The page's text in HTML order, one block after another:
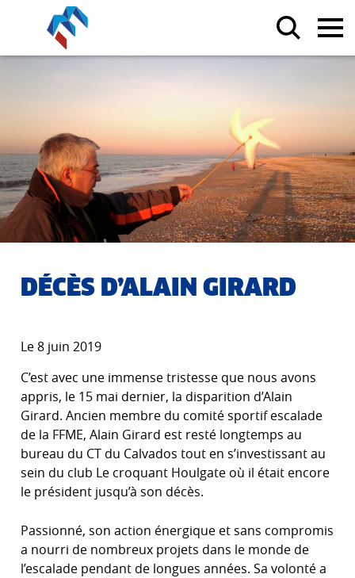
DÉCÈS D’ALAIN GIRARD
Le 8 juin 2019
C’est avec une immense tristesse que nous avons
appris, le 15 mai dernier, la disparition d’Alain
Girard. Ancien membre du comité sportif escalade
de la FFME, Alain Girard est resté longtemps au
bureau du CT du Calvados tout en s’investissant au
sein du club Le croquant Houlgate où il était encore
le président jusqu’à son décès.
Passionné, son action énergique et sans compromis
a nourri de nombreux projets dans le monde de
l’escalade pendant de longues années. Sa volonté a